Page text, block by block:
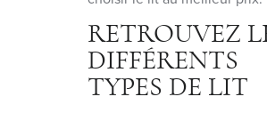
RETROUVEZ
DIFFÉRENTS
TYPES DE LIT